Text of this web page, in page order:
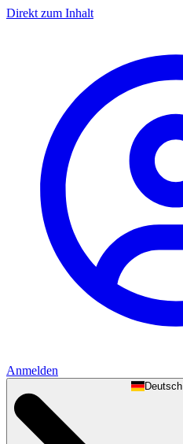
Direkt zum Inhalt
Anmelden
Deutsch